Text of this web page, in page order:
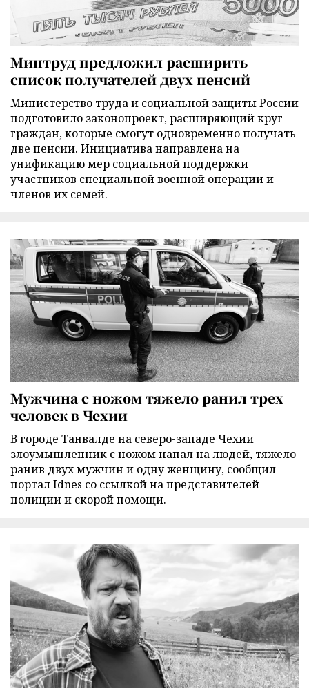
Минтруд предложил расширить
список получателей двух пенсий
Министерство труда и социальной защиты России
подготовило законопроект, расширяющий круг
граждан, которые смогут одновременно получать
две пенсии. Инициатива направлена на
унификацию мер социальной поддержки
участников специальной военной операции и
членов их семей.
Мужчина с ножом тяжело ранил трех
человек в Чехии
В городе Танвалде на северо-западе Чехии
злоумышленник с ножом напал на людей, тяжело
ранив двух мужчин и одну женщину, сообщил
портал Idnes со ссылкой на представителей
полиции и скорой помощи.